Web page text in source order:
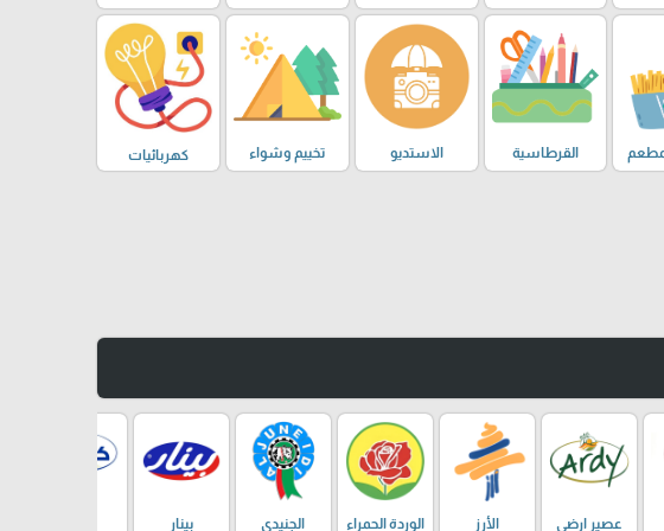
القرطاسية الاستديو تخييم وشواء كهربائيات
عصير ارضي الأرز الوردة الحمراء الجنيدي بينار